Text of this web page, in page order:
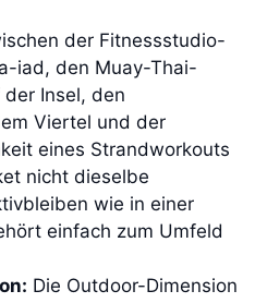
der Fitnessstudio-
iad, den Muay-Thai-
Insel, den
Viertel und der
eines Strandworkouts
nicht dieselbe
wie in einer
einfach zum Umfeld
Die Outdoor-Dimension